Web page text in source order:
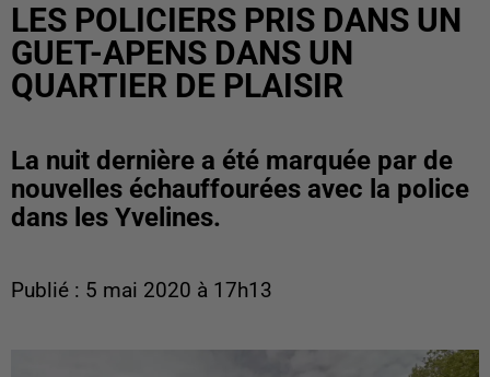
LES POLICIERS PRIS DANS UN
GUET-APENS DANS UN
QUARTIER DE PLAISIR
La nuit dernière a été marquée par de
nouvelles échauffourées avec la police
dans les Yvelines.
Publié : 5 mai 2020 à 17h13